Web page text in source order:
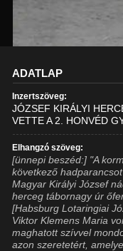
ADATLAP
Inzertszöveg:
JÓZSEF KIRÁLYI
VETTE A 2. HONVÉD
Elhangzó szöveg:
[ünnepi beszéd:] "A
következő
Magyar Királyi József
herceg tábornagy úr
[Habsburg Lotaringiai
Viktor Klemens Maria
maghatott szívvel
azon szeretetért,